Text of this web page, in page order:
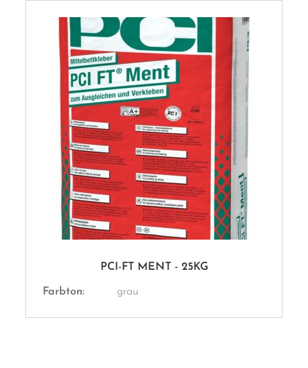
PCI-FT MENT - 25KG
Farbton: grau